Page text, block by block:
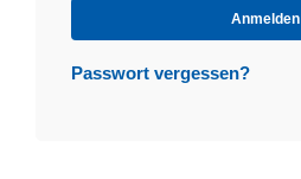
Anmelden
Passwort vergessen?